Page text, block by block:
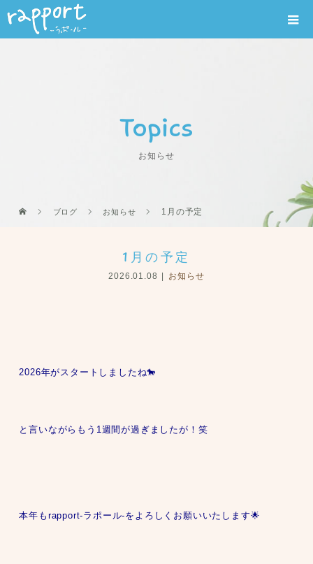
Topics
お知らせ
ブログ お知らせ 1月の予定
1月の予定
2026.01.08 お知らせ
2026年がスタートしましたね🐎
と言いながらもう1週間が過ぎましたが！笑
本年もrapport-ラポール-をよろしくお願いいたします🌟